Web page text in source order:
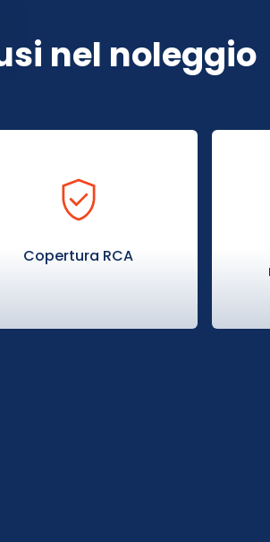
nel noleggio
Copertura RCA